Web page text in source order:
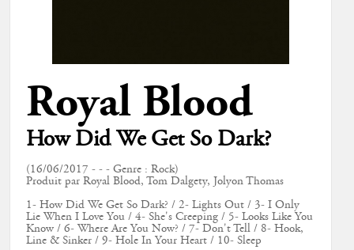
Royal Blood
How Did We Get So Dark?
(16/06/2017 - - - Genre : Rock)
Produit par Royal Blood, Tom Dalgety, Jolyon Thomas
1- How Did We Get So Dark? / 2- Lights Out / 3- I Only
Lie When I Love You / 4- She's Creeping / 5- Looks Like You
Know / 6- Where Are You Now? / 7- Don't Tell / 8- Hook,
Line & Sinker / 9- Hole In Your Heart / 10- Sleep